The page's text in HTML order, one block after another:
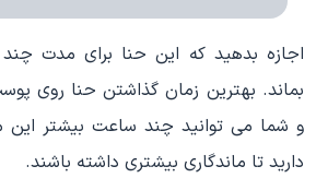
اجازه بدهید که این حنا برای مدت
بماند. بهترین زمان گذاشتن حنا روی
و شما می توانید چند ساعت بیشتر این
دارید تا ماندگاری بیشتری داشته باشند.